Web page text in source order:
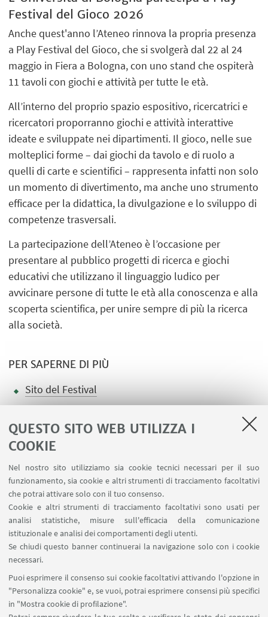
QUESTO SITO WEB UTILIZZA I
COOKIE
Nel nostro sito utilizziamo sia cookie tecnici necessari per il suo
funzionamento, sia cookie e altri strumenti di tracciamento facoltativi
che potrai attivare solo con il tuo consenso.
Cookie e altri strumenti di tracciamento facoltativi sono usati per
analisi statistiche, misure sull'efficacia della comunicazione
istituzionale e analisi dei comportamenti degli utenti.
Se chiudi questo banner continuerai la navigazione solo con i cookie
necessari.
Puoi esprimere il consenso sui cookie facoltativi attivando l'opzione in
"Personalizza cookie" e, se vuoi, potrai esprimere consensi più specifici
in "Mostra cookie di profilazione".
Festival del Gioco 2026
Anche quest'anno l’Ateneo rinnova la propria presenza
a Play Festival del Gioco, che si svolgerà dal 22 al 24
maggio in Fiera a Bologna, con uno stand che ospiterà
11 tavoli con giochi e attività per tutte le età.
All’interno del proprio spazio espositivo, ricercatrici e
ricercatori proporranno giochi e attività interattive
ideate e sviluppate nei dipartimenti. Il gioco, nelle sue
molteplici forme – dai giochi da tavolo e di ruolo a
quelli di carte e scientifici – rappresenta infatti non solo
un momento di divertimento, ma anche uno strumento
efficace per la didattica, la divulgazione e lo sviluppo di
competenze trasversali.
La partecipazione dell’Ateneo è l’occasione per
presentare al pubblico progetti di ricerca e giochi
educativi che utilizzano il linguaggio ludico per
avvicinare persone di tutte le età alla conoscenza e alla
scoperta scientifica, per unire sempre di più la ricerca
alla società.
PER SAPERNE DI PIÙ
Sito del Festival
Area riservata
Contatti
SEGUI IL DIPARTIMENTO SU:
SEGUI UNIBO SU: